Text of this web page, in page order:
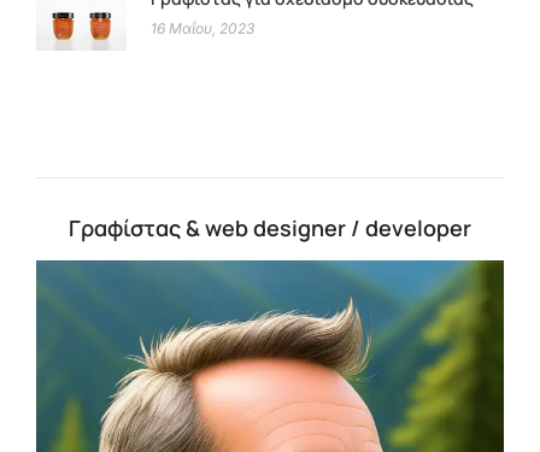
16 Μαΐου, 2023
Γραφίστας & web designer / developer